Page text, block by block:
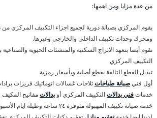
من عدة مزايا ومن اهمها:
يقوم المركزي بصيانة دورية لجميع اجزاء التكييف المركزي
ومحرك وحدات تكييف الداخلي والخارجي وغيرها.
نقوم أيضا بتعهد الابراج السكنية والمنشئات الحيوية
التكييف المركزي
تبديل القطع التالفة بقطع أصلية وبأسعار رمزية
أول فنيصيانة طباخاتثلاجات غسالات اتوماتيك فريزات
خدماتفني بدالاتالتكييف المركزي أو بدالاتمفاتيح
خدمة صيانة تكييف المهبولة متوفرة ٢٤ ساعة وطيلة ايام الأسبوع